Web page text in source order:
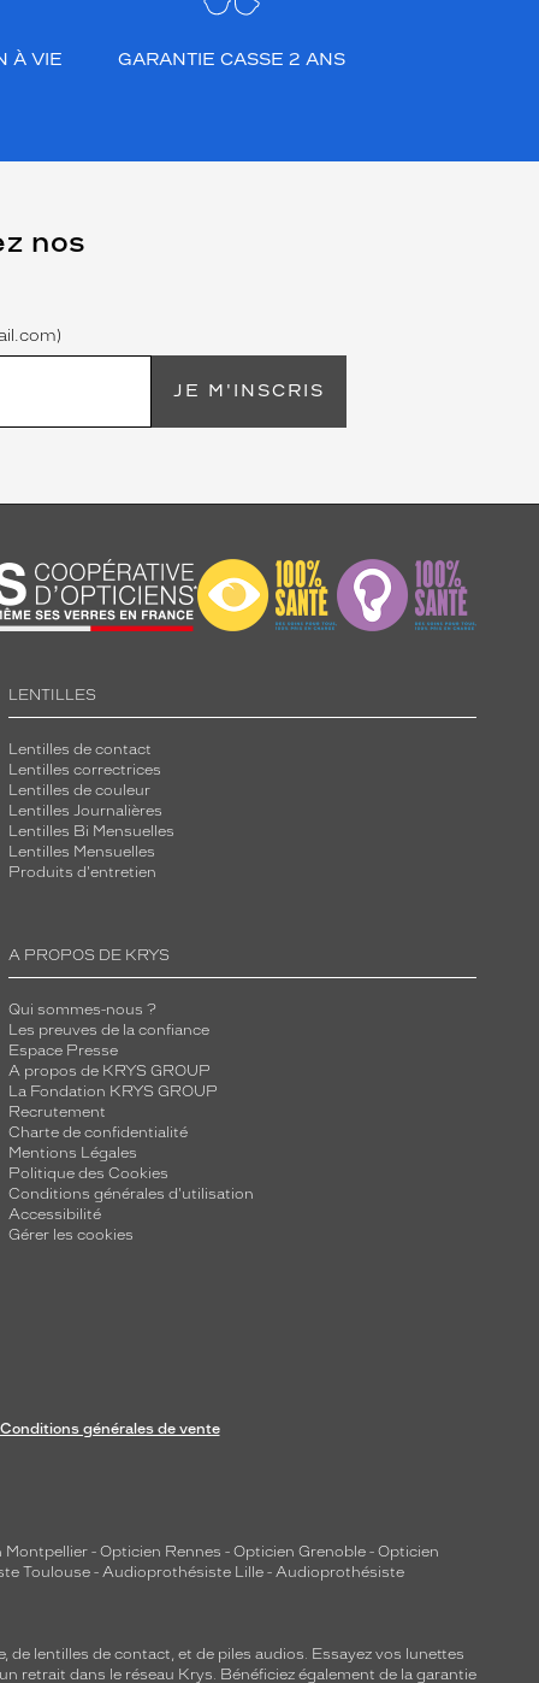
À VIE GARANTIE CASSE 2 ANS
nos
JE M'INSCRIS
LENTILLES
Lentilles de contact
Lentilles correctrices
Lentilles de couleur
Lentilles Journalières
Lentilles Bi Mensuelles
Lentilles Mensuelles
Produits d'entretien
A PROPOS DE KRYS
Qui sommes-nous ?
Les preuves de la confiance
Espace Presse
A propos de KRYS GROUP
La Fondation KRYS GROUP
Recrutement
Charte de confidentialité
Mentions Légales
Politique des Cookies
Conditions générales d'utilisation
Accessibilité
Gérer les cookies
Conditions générales de vente
Montpellier - Opticien Rennes - Opticien Grenoble - Opticien
Toulouse - Audioprothésiste Lille - Audioprothésiste
de lentilles de contact, et de piles audios. Essayez vos lunettes
retrait dans le réseau Krys. Bénéficiez également de la garantie